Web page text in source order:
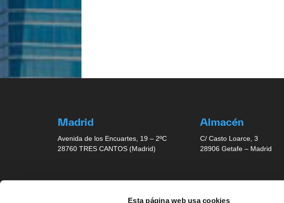
Esta página web usa cookies
Madrid
Avenida de los Encuartes, 19 – 2ºC
28760 TRES CANTOS (Madrid)
Almacén
C/ Casto Loarce, 3
28906 Getafe – Madrid